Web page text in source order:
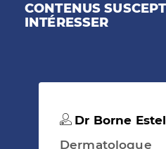
CONTENUS
INTÉRESSER
Dr Borne
Dermatologue